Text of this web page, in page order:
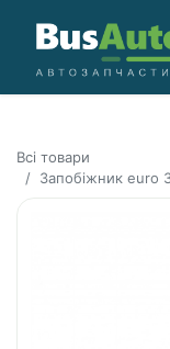
Всі товари
Запобіжник euro